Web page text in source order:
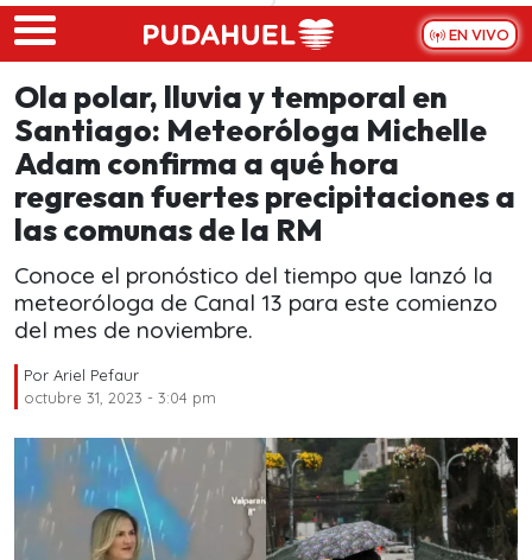
Skip to main content
EN VIVO
Ola polar, lluvia y temporal en
Santiago: Meteoróloga Michelle
Adam confirma a qué hora
regresan fuertes precipitaciones a
las comunas de la RM
Conoce el pronóstico del tiempo que lanzó la
meteoróloga de Canal 13 para este comienzo
del mes de noviembre.
Por Ariel Pefaur
octubre 31, 2023 - 3:04 pm